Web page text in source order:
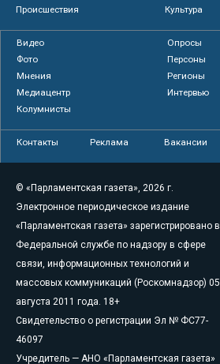
Происшествия
Культура
Видео
Опросы
Фото
Персоны
Мнения
Регионы
Медиацентр
Интервью
Колумнисты
Контакты Реклама Вакансии
© «Парламентская газета», 2026 г.
Электронное периодическое издание
«Парламентская газета» зарегистрировано в
Федеральной службе по надзору в сфере
связи, информационных технологий и
массовых коммуникаций (Роскомнадзор) 05
августа 2011 года. 18+
Свидетельство о регистрации Эл № ФС77-
46097
Учредитель — АНО «Парламентская газета»